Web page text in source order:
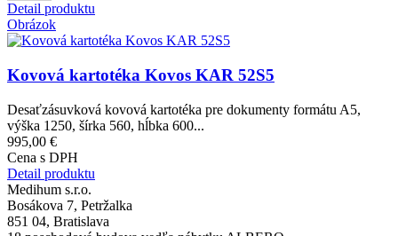
Detail produktu
Obrázok
Kovová kartotéka Kovos KAR 52S5
Desaťzásuvková kovová kartotéka pre dokumenty formátu A5,
výška 1250, šírka 560, hĺbka 600...
995,00 €
Cena s DPH
Detail produktu
Medihum s.r.o.
Bosákova 7, Petržalka
851 04, Bratislava